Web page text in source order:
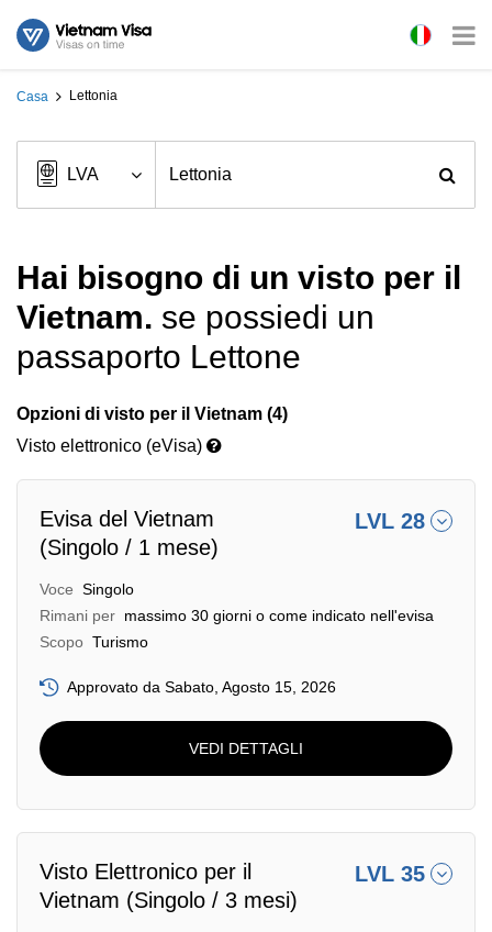
Casa Lettonia
Hai bisogno di un visto per il
Vietnam. se possiedi un
passaporto Lettone
Opzioni di visto per il Vietnam (4)
Visto elettronico (eVisa)
Evisa del Vietnam
(Singolo / 1 mese)
LVL 28
Voce Singolo
Rimani per massimo 30 giorni o come indicato nell'evisa
Scopo Turismo
Approvato da Sabato, Agosto 15, 2026
VEDI DETTAGLI
Visto Elettronico per il
Vietnam (Singolo / 3 mesi)
LVL 35